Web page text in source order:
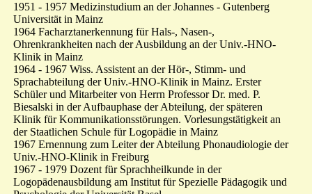
1951 - 1957 Medizinstudium an der Johannes - Gutenberg
Universität in Mainz
1964 Facharztanerkennung für Hals-, Nasen-,
Ohrenkrankheiten nach der Ausbildung an der Univ.-HNO-
Klinik in Mainz
1964 - 1967 Wiss. Assistent an der Hör-, Stimm- und
Sprachabteilung der Univ.-HNO-Klinik in Mainz. Erster
Schüler und Mitarbeiter von Herrn Professor Dr. med. P.
Biesalski in der Aufbauphase der Abteilung, der späteren
Klinik für Kommunikationsstörungen. Vorlesungstätigkeit an
der Staatlichen Schule für Logopädie in Mainz
1967 Ernennung zum Leiter der Abteilung Phonaudiologie der
Univ.-HNO-Klinik in Freiburg
1967 - 1979 Dozent für Sprachheilkunde in der
Logopädenausbildung am Institut für Spezielle Pädagogik und